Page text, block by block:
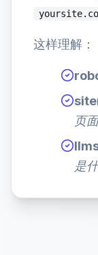
这样理解：
页面
是